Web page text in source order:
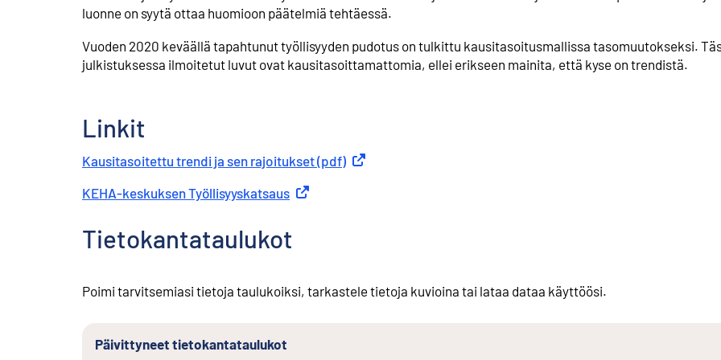
luonne on syytä ottaa huomioon päätelmiä tehtäessä.
Vuoden 2020 keväällä tapahtunut työllisyyden pudotus on tulkittu kausitasoitusmallissa tasomuutokseksi.
julkistuksessa ilmoitetut luvut ovat kausitasoittamattomia, ellei erikseen mainita, että kyse on trendistä.
Linkit
Kausitasoitettu trendi ja sen rajoitukset (pdf) Ulkoinen linkki
KEHA-keskuksen Työllisyyskatsaus Ulkoinen linkki
Tietokantataulukot
Poimi tarvitsemiasi tietoja taulukoiksi, tarkastele tietoja kuvioina tai lataa dataa käyttöösi.
Päivittyneet tietokantataulukot